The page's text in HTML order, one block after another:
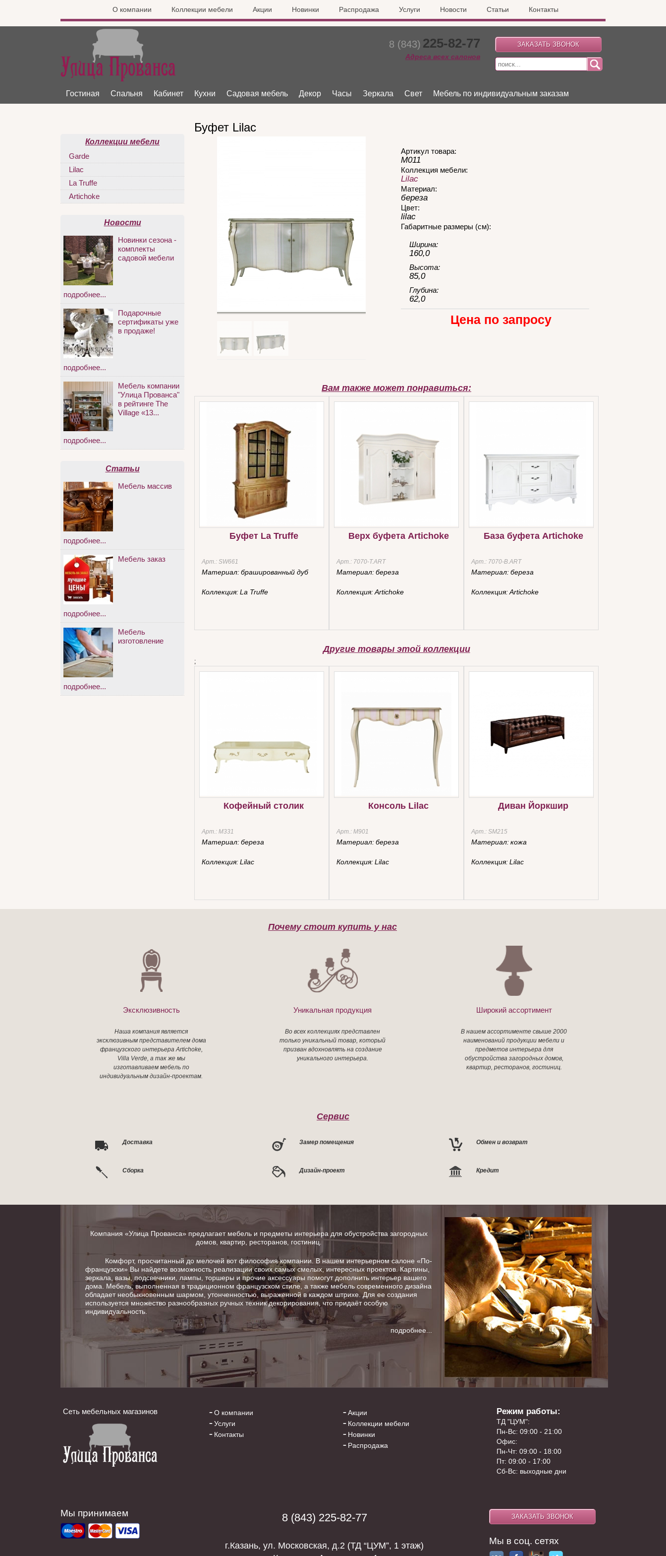
О компании Коллекции мебели Акции Новинки Распродажа Услуги Новости Статьи Контакты
8 (843) 225-82-77
Адреса всех салонов
Гостиная Спальня Кабинет Кухни Садовая мебель Декор Часы Зеркала Свет Мебель по индивидуальным заказам
Буфет Lilac
Артикул товара:
М011
Коллекция мебели:
Lilac
Материал:
береза
Цвет:
lilac
Габаритные размеры (см):
Ширина:
160,0
Высота:
85,0
Глубина:
62,0
Цена по запросу
Вам также может понравиться:
Буфет La Truffe
Арт.: SW661
Материал:брашированный дуб
Коллекция:La Truffe
Верх буфета Artichoke
Арт.: 7070-Т.ART
Материал:береза
Коллекция:Artichoke
База буфета Artichoke
Арт.: 7070-B.ART
Материал:береза
Коллекция:Artichoke
Другие товары этой коллекции
;
Кофейный столик
Арт.: М331
Материал:береза
Коллекция:Lilac
Консоль Lilac
Арт.: М901
Материал:береза
Коллекция:Lilac
Диван Йоркшир
Арт.: SM215
Материал:кожа
Коллекция:Lilac
Коллекции мебели
Garde
Lilac
La Truffe
Artichoke
Новости
Новинки сезона -
комплекты
садовой мебели
подробнее...
Подарочные
сертификаты уже
в продаже!
подробнее...
Мебель компании
"Улица Прованса"
в рейтинге The
Village «13...
подробнее...
Статьи
Мебель массив
подробнее...
Мебель заказ
подробнее...
Мебель
изготовление
подробнее...
Почему стоит купить у нас
Эксклюзивность
Наша компания является
эксклюзивным представителем дома
французского интерьера Artichoke,
Villa Verde, а так же мы
изготавливаем мебель по
индивидуальным дизайн-проектам.
Уникальная продукция
Во всех коллекциях представлен
только уникальный товар, который
призван вдохновлять на создание
уникального интерьера.
Широкий ассортимент
В нашем ассортименте свыше 2000
наименований продукции мебели и
предметов интерьера для
обустройства загородных домов,
квартир, ресторанов, гостиниц.
Сервис
Доставка Замер помещения Обмен и возврат
Сборка Дизайн-проект Кредит
Компания «Улица Прованса» предлагает мебель и предметы интерьера для обустройства загородных
домов, квартир, ресторанов, гостиниц.
Комфорт, просчитанный до мелочей вот философия компании. В нашем интерьерном салоне «По-
французски» Вы найдете возможность реализации своих самых смелых, интересных проектов. Картины,
зеркала, вазы, подсвечники, лампы, торшеры и прочие аксессуары помогут дополнить интерьер вашего
дома. Мебель, выполненная в традиционном французском стиле, а также мебель современного дизайна
обладает необыкновенным шармом, утонченностью, выраженной в каждом штрихе. Для ее создания
используется множество разнообразных ручных техник декорирования, что придаёт особую
индивидуальность.
подробнее...
Сеть мебельных магазинов
О компании
Услуги
Контакты
Акции
Коллекции мебели
Новинки
Распродажа
Режим работы:
ТД "ЦУМ":
Пн-Вс: 09:00 - 21:00
Офис:
Пн-Чт: 09:00 - 18:00
Пт: 09:00 - 17:00
Сб-Вс: выходные дни
Мы принимаем 8 (843) 225-82-77
г.Казань, ул. Московская, д.2 (ТД “ЦУМ”, 1 этаж)
Мы в соц. сетях